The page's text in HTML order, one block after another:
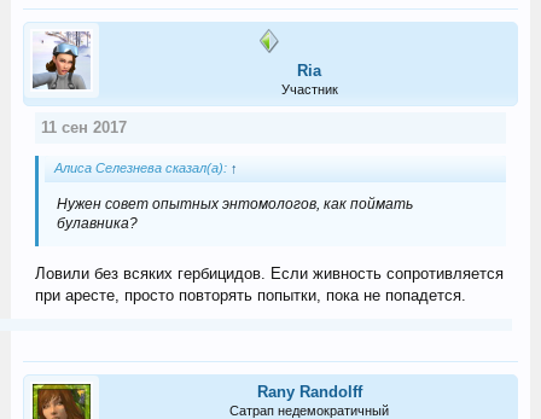
Ria
Участник
11 сен 2017
Алиса Селезнева сказал(а): ↑
Нужен совет опытных энтомологов, как поймать
булавника?
Ловили без всяких гербицидов. Если живность сопротивляется
при аресте, просто повторять попытки, пока не попадется.
Rany Randolff
Сатрап недемократичный